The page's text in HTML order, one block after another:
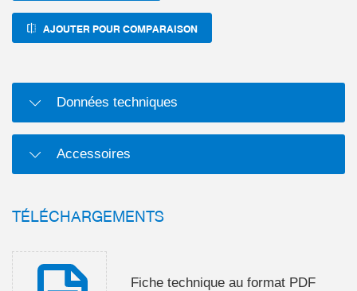
AJOUTER POUR COMPARAISON
Données techniques
Accessoires
TÉLÉCHARGEMENTS
Fiche technique au format PDF